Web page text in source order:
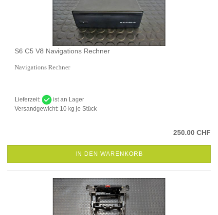
S6 C5 V8 Navigations Rechner
Navigations Rechner
Lieferzeit:
ist an Lager
Versandgewicht: 10 kg je Stück
250.00 CHF
IN DEN WARENKORB